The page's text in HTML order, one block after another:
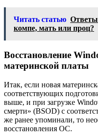
Читать статью
компе, мать или проц?
Восстановление
материнской платы
Итак, если новая
соответствующих
выше, и при загрузке
смерти» (BSOD) с
же ранее упоминали, то
восстановления ОС.